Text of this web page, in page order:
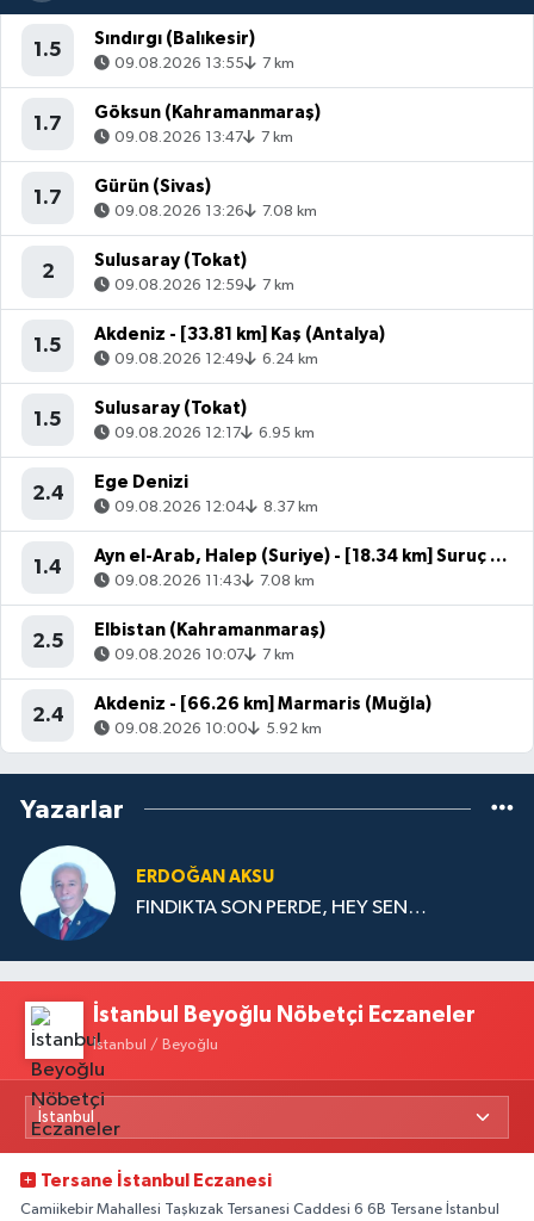
1.5
Sındırgı (Balıkesir)
09.08.2026 13:55 7 km
1.7
Göksun (Kahramanmaraş)
09.08.2026 13:47 7 km
1.7
Gürün (Sivas)
09.08.2026 13:26 7.08 km
2
Sulusaray (Tokat)
09.08.2026 12:59 7 km
1.5
Akdeniz - [33.81 km] Kaş (Antalya)
09.08.2026 12:49 6.24 km
1.5
Sulusaray (Tokat)
09.08.2026 12:17 6.95 km
2.4
Ege Denizi
09.08.2026 12:04 8.37 km
1.4
Ayn el-Arab, Halep (Suriye) - [18.34 km] Suruç (Şanlıurfa)
09.08.2026 11:43 7.08 km
2.5
Elbistan (Kahramanmaraş)
09.08.2026 10:07 7 km
2.4
Akdeniz - [66.26 km] Marmaris (Muğla)
09.08.2026 10:00 5.92 km
Yazarlar
ERDOĞAN AKSU
FINDIKTA SON PERDE, HEY SEN…
İstanbul Beyoğlu Nöbetçi Eczaneler
İstanbul / Beyoğlu
Tersane İstanbul Eczanesi
Camiikebir Mahallesi Taşkızak Tersanesi Caddesi 6 6B Tersane İstanbul